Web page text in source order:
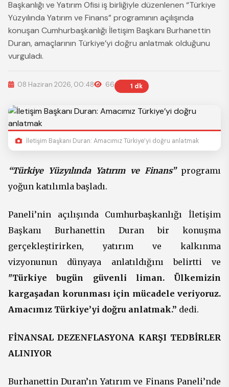
Başkanlığı ve Yatırım Ofisi iş birliğiyle düzenlenen “Türkiye
Yüzyılında Yatırım ve Finans” programının açılışında
konuşan Cumhurbaşkanlığı İletişim Başkanı Burhanettin
Duran, amaçlarının Türkiye’yi doğru anlatmak olduğunu
vurguladı.
08 Haziran 2026, 00:48 66 1 dk
İletişim Başkanı Duran: Amacımız Türkiye’yi doğru anlatmak
“Türkiye Yüzyılında Yatırım ve Finans”programı
yoğun katılımla başladı.
Paneli’nin açılışında Cumhurbaşkanlığı İletişim
Başkanı Burhanettin Duran bir konuşma
gerçekleştirirken, yatırım ve kalkınma
vizyonunun dünyaya anlatıldığını belirtti ve
"Türkiye bugün güvenli liman. Ülkemizin
kargaşadan korunması için mücadele veriyoruz.
Amacımız Türkiye’yi doğru anlatmak.” dedi.
FİNANSAL DEZENFLASYONA KARŞI TEDBİRLER
ALINIYOR
Burhanettin Duran’ın Yatırım ve Finans Paneli’nde